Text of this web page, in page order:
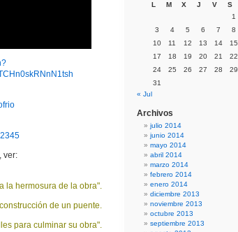
ver:
la hermosura de la obra".
de un puente.
para culminar su obra".
L M X J V S
1
3
4 5 6 7 8
10
11 12 13 14 15
17
18 19 20 21 22
24
25 26 27 28 29
31
« Jul
Archivos
julio 2014
junio 2014
mayo 2014
abril 2014
marzo 2014
febrero 2014
enero 2014
diciembre 2013
noviembre 2013
octubre 2013
septiembre 2013